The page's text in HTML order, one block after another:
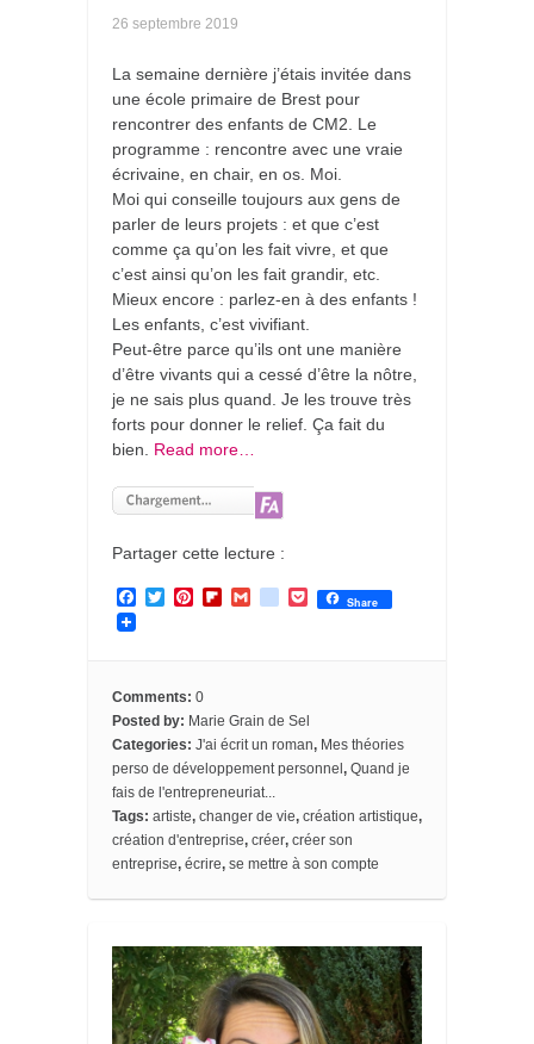
26 septembre 2019
La semaine dernière j’étais invitée dans
une école primaire de Brest pour
rencontrer des enfants de CM2. Le
programme : rencontre avec une vraie
écrivaine, en chair, en os. Moi.
Moi qui conseille toujours aux gens de
parler de leurs projets : et que c’est
comme ça qu’on les fait vivre, et que
c’est ainsi qu’on les fait grandir, etc.
Mieux encore : parlez-en à des enfants !
Les enfants, c’est vivifiant.
Peut-être parce qu’ils ont une manière
d’être vivants qui a cessé d’être la nôtre,
je ne sais plus quand. Je les trouve très
forts pour donner le relief. Ça fait du
bien. Read more…
Partager cette lecture :
F
o
k
T
e
r
P
r
e
s
t
F
a
r
d
b
o
o
m
a
r
k
P
o
Share
Comments: 0
Posted by: Marie Grain de Sel
Categories: J'ai écrit un roman, Mes théories
perso de développement personnel, Quand je
fais de l'entrepreneuriat...
Tags: artiste, changer de vie, création artistique,
création d'entreprise, créer, créer son
entreprise, écrire, se mettre à son compte